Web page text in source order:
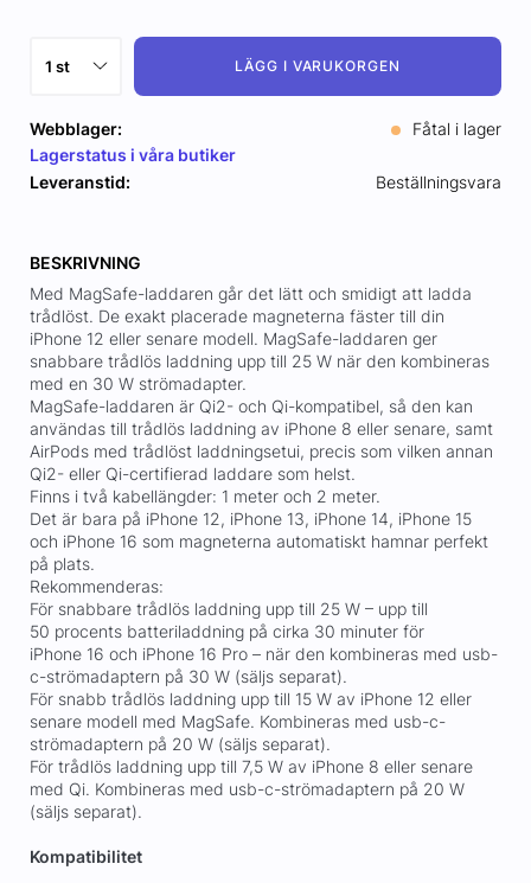
LÄGG I VARUKORGEN
Webblager:
Fåtal i lager
Lagerstatus i våra butiker
Leveranstid:
Beställningsvara
BESKRIVNING
Med MagSafe-laddaren går det lätt och smidigt att ladda
trådlöst. De exakt placerade magneterna fäster till din
iPhone 12 eller senare modell. MagSafe-laddaren ger
snabbare trådlös laddning upp till 25 W när den kombineras
med en 30 W strömadapter.
MagSafe-laddaren är Qi2- och Qi-kompatibel, så den kan
användas till trådlös laddning av iPhone 8 eller senare, samt
AirPods med trådlöst laddningsetui, precis som vilken annan
Qi2- eller Qi-certifierad laddare som helst.
Finns i två kabellängder: 1 meter och 2 meter.
Det är bara på iPhone 12, iPhone 13, iPhone 14, iPhone 15
och iPhone 16 som magneterna automatiskt hamnar perfekt
på plats.
Rekommenderas:
För snabbare trådlös laddning upp till 25 W – upp till
50 procents batteriladdning på cirka 30 minuter för
iPhone 16 och iPhone 16 Pro – när den kombineras med usb-
c-strömadaptern på 30 W (säljs separat).
För snabb trådlös laddning upp till 15 W av iPhone 12 eller
senare modell med MagSafe. Kombineras med usb-c-
strömadaptern på 20 W (säljs separat).
För trådlös laddning upp till 7,5 W av iPhone 8 eller senare
med Qi. Kombineras med usb-c-strömadaptern på 20 W
(säljs separat).
Kompatibilitet